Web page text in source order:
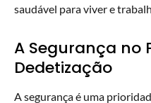
saudável para viver e
A Segurança no
Dedetização
A segurança é uma